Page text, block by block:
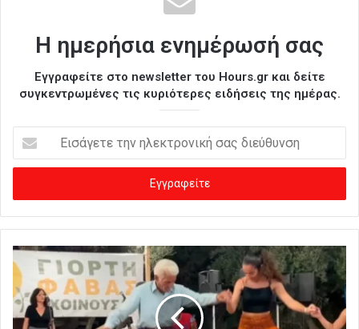
Η ημερήσια ενημέρωσή σας
Εγγραφείτε στο newsletter του Hours.gr και δείτε
συγκεντρωμένες τις κυριότερες ειδήσεις της ημέρας.
σ
γ
ε
ε
τ
η
ν
η